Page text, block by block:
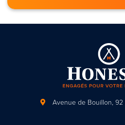
Avenue de Bouillon, 92